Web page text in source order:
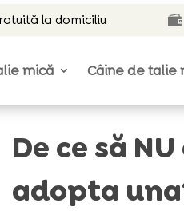
la domiciliu 
mică Câine de talie
De ce să
adopta